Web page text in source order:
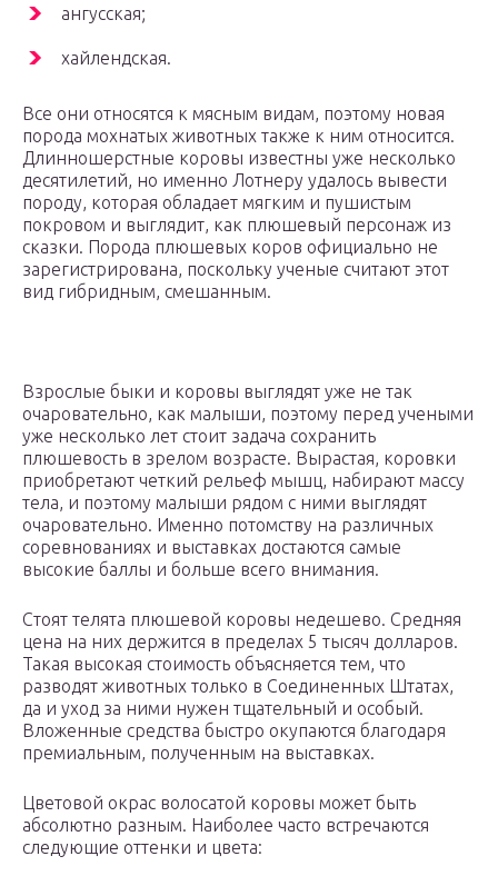
ангусская;
хайлендская.
Все они относятся к мясным видам, поэтому новая
порода мохнатых животных также к ним относится.
Длинношерстные коровы известны уже несколько
десятилетий, но именно Лотнеру удалось вывести
породу, которая обладает мягким и пушистым
покровом и выглядит, как плюшевый персонаж из
сказки. Порода плюшевых коров официально не
зарегистрирована, поскольку ученые считают этот
вид гибридным, смешанным.
Взрослые быки и коровы выглядят уже не так
очаровательно, как малыши, поэтому перед учеными
уже несколько лет стоит задача сохранить
плюшевость в зрелом возрасте. Вырастая, коровки
приобретают четкий рельеф мышц, набирают массу
тела, и поэтому малыши рядом с ними выглядят
очаровательно. Именно потомству на различных
соревнованиях и выставках достаются самые
высокие баллы и больше всего внимания.
Стоят телята плюшевой коровы недешево. Средняя
цена на них держится в пределах 5 тысяч долларов.
Такая высокая стоимость объясняется тем, что
разводят животных только в Соединенных Штатах,
да и уход за ними нужен тщательный и особый.
Вложенные средства быстро окупаются благодаря
премиальным, полученным на выставках.
Цветовой окрас волосатой коровы может быть
абсолютно разным. Наиболее часто встречаются
следующие оттенки и цвета: